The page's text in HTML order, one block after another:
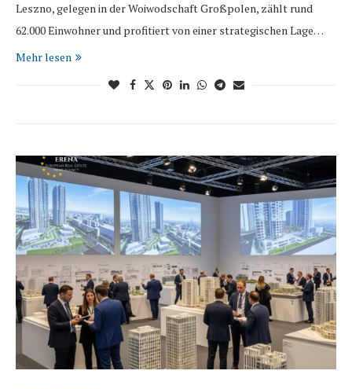
Leszno, gelegen in der Woiwodschaft Großpolen, zählt rund
62.000 Einwohner und profitiert von einer strategischen Lage…
Mehr lesen